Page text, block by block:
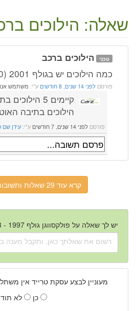
שאלה: הילוכים
טכני הילוכים ברכב
כמה הילוכים יש בגולף 2001 (1600 סמ"ק) ידני?
פורסם לפני 14 שנים, 8 חודשים ע"י: משתמש
הילוכים בתיבה
פורסם לפני 14 שנים, 7 חודשים ע"י: עידן שם
קרא עוד 29 שאלות ותשובות על רכב זה.
יש לך שאלה על פולקסווגן גולף 1997 - 2003 יד שנייה?
מעוניין לבצע עסקת טרייד אין
כן
לא